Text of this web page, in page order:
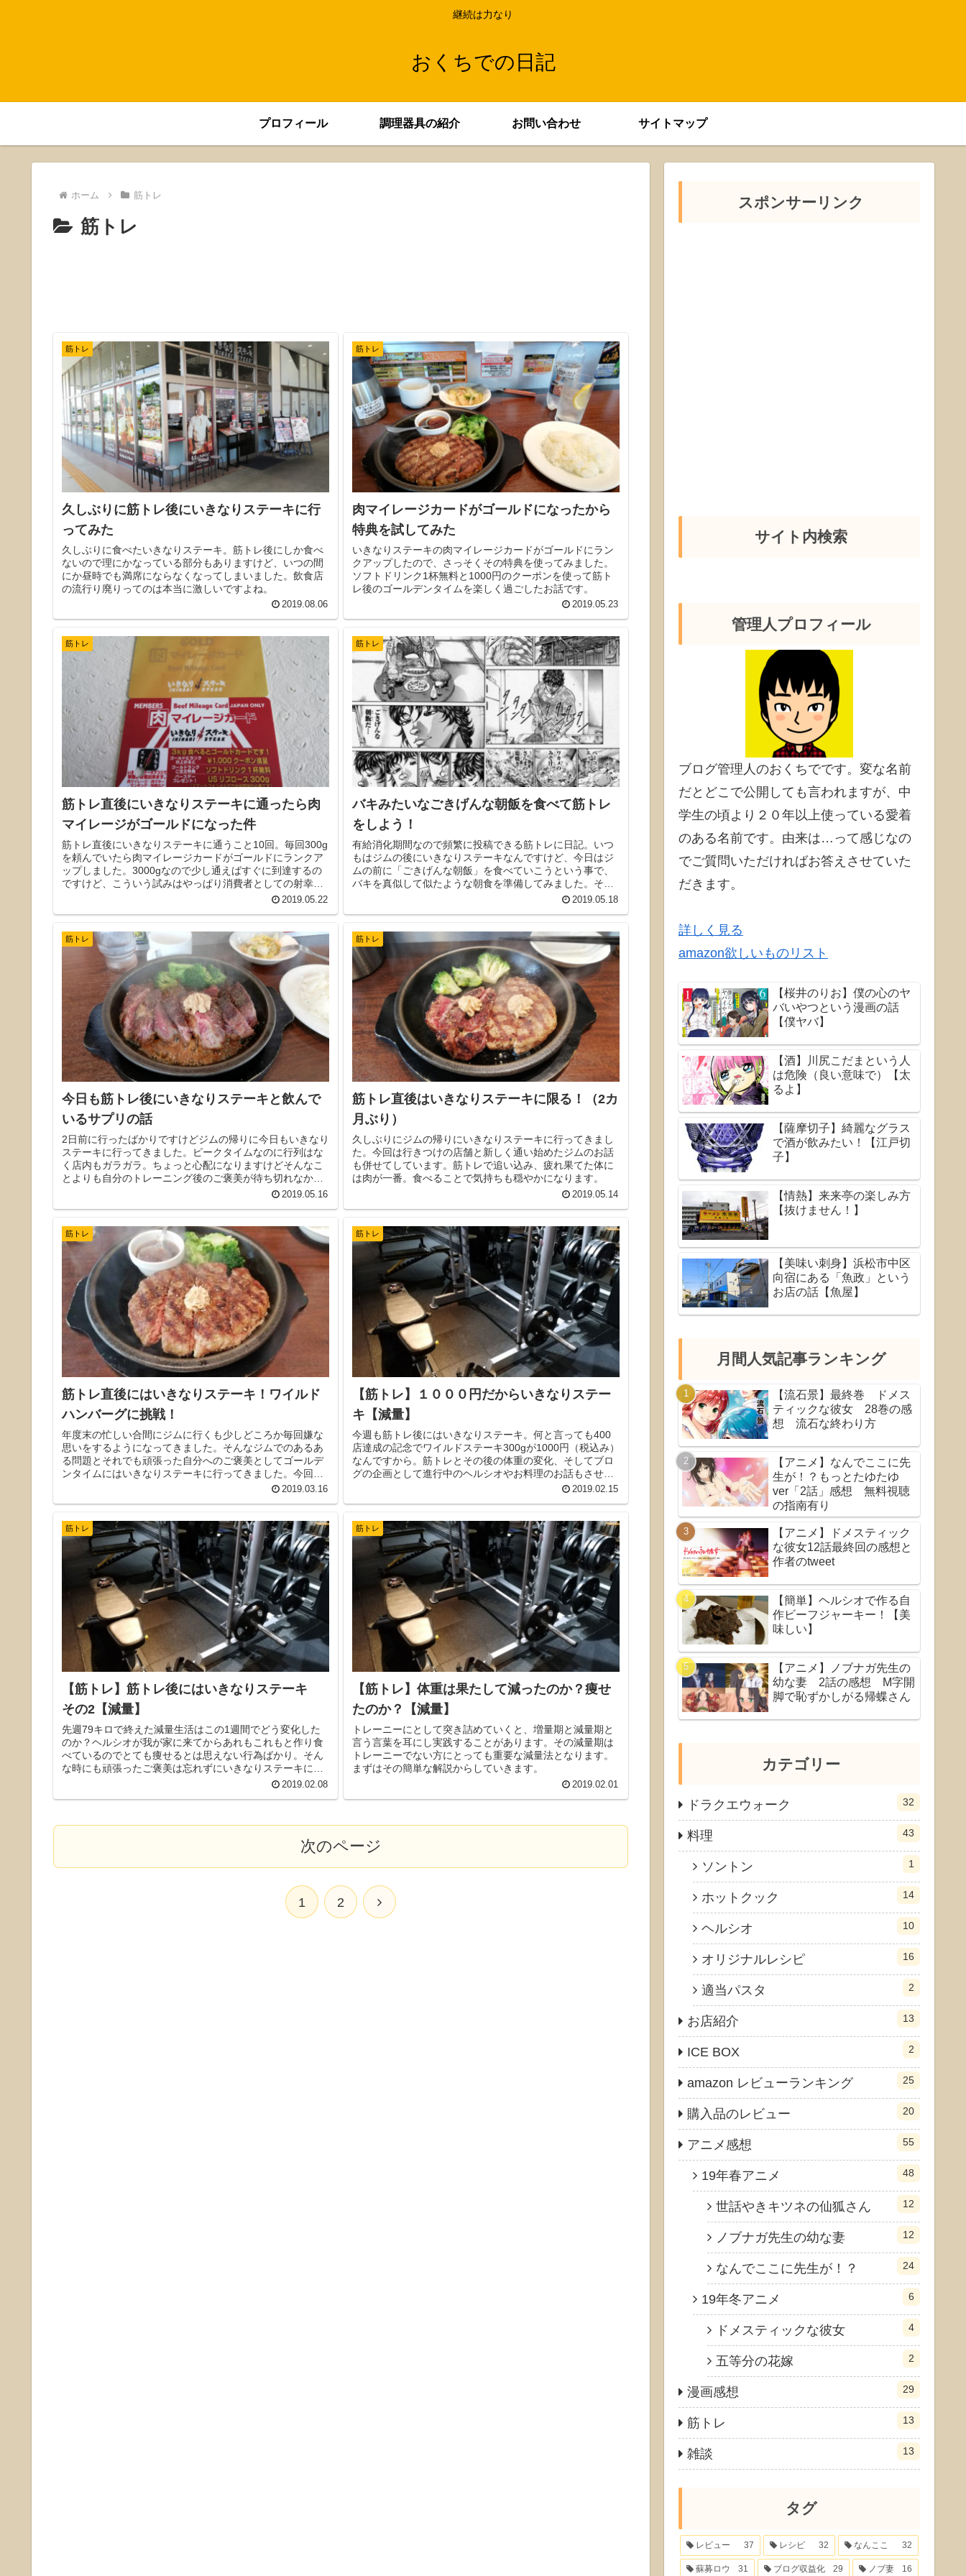
継続は力なり
おくちでの日記
プロフィール 調理器具の紹介 お問い合わせ サイトマップ
ホーム 筋トレ
筋トレ
筋トレ
久しぶりに筋トレ後にいきなりステーキに行
ってみた
久しぶりに食べたいきなりステーキ。筋トレ後にしか食べ
ないので理にかなっている部分もありますけど、いつの間
にか昼時でも満席にならなくなってしまいました。飲食店
の流行り廃りってのは本当に激しいですよね。
2019.08.06
筋トレ
肉マイレージカードがゴールドになったから
特典を試してみた
いきなりステーキの肉マイレージカードがゴールドにラン
クアップしたので、さっそくその特典を使ってみました。
ソフトドリンク1杯無料と1000円のクーポンを使って筋ト
レ後のゴールデンタイムを楽しく過ごしたお話です。
2019.05.23
筋トレ
筋トレ直後にいきなりステーキに通ったら肉
マイレージがゴールドになった件
筋トレ直後にいきなりステーキに通うこと10回。毎回300g
を頼んでいたら肉マイレージカードがゴールドにランクア
ップしました。3000gなので少し通えばすぐに到達するの
ですけど、こういう試みはやっぱり消費者としての射幸心
2019.05.22
筋トレ
バキみたいなごきげんな朝飯を食べて筋トレ
をしよう！
有給消化期間なので頻繁に投稿できる筋トレに日記。いつ
もはジムの後にいきなりステーキなんですけど、今日はジ
ムの前に「ごきげんな朝飯」を食べていこうという事で、
バキを真似して似たような朝食を準備してみました。それ
と今飲んでいるプロテインの紹介もしています。2019.05.18
筋トレ
今日も筋トレ後にいきなりステーキと飲んで
いるサプリの話
2日前に行ったばかりですけどジムの帰りに今日もいきなり
ステーキに行ってきました。ピークタイムなのに行列はな
く店内もガラガラ。ちょっと心配になりますけどそんなこ
とよりも自分のトレーニング後のご褒美が待ち切れなかっ
2019.05.16
筋トレ
筋トレ直後はいきなりステーキに限る！（2カ
月ぶり）
久しぶりにジムの帰りにいきなりステーキに行ってきまし
た。今回は行きつけの店舗と新しく通い始めたジムのお話
も併せてしています。筋トレで追い込み、疲れ果てた体に
は肉が一番。食べることで気持ちも穏やかになります。
2019.05.14
筋トレ
筋トレ直後にはいきなりステーキ！ワイルド
ハンバーグに挑戦！
年度末の忙しい合間にジムに行くも少しどころか毎回嫌な
思いをするようになってきました。そんなジムでのあるあ
る問題とそれでも頑張った自分へのご褒美としてゴールデ
ンタイムにはいきなりステーキに行ってきました。今回は
2019.03.16
筋トレ
【筋トレ】１０００円だからいきなりステー
キ【減量】
今週も筋トレ後にはいきなりステーキ。何と言っても400
店達成の記念でワイルドステーキ300gが1000円（税込み）
なんですから。筋トレとその後の体重の変化、そしてブロ
グの企画として進行中のヘルシオやお料理のお話もさせて
2019.02.15
筋トレ
【筋トレ】筋トレ後にはいきなりステーキ
その2【減量】
先週79キロで終えた減量生活はこの1週間でどう変化した
のか？ヘルシオが我が家に来てからあれもこれもと作り食
べているのでとても痩せるとは思えない行為ばかり。そん
な時にも頑張ったご褒美は忘れずにいきなりステーキにも
2019.02.08
筋トレ
【筋トレ】体重は果たして減ったのか？痩せ
たのか？【減量】
トレーニーにとして突き詰めていくと、増量期と減量期と
言う言葉を耳にし実践することがあります。その減量期は
トレーニーでない方にとっても重要な減量法となります。
まずはその簡単な解説からしていきます。
2019.02.01
次のページ
1 2 次
スポンサーリンク
サイト内検索
管理人プロフィール
ブログ管理人のおくちでです。変な名前
だとどこで公開しても言われますが、中
学生の頃より２０年以上使っている愛着
のある名前です。由来は…って感じなの
でご質問いただければお答えさせていた
だきます。
詳しく見る
amazon欲しいものリスト
【桜井のりお】僕の心のヤ
バいやつという漫画の話
【僕ヤバ】
【酒】川尻こだまという人
は危険（良い意味で）【太
るよ】
【薩摩切子】綺麗なグラス
で酒が飲みたい！【江戸切
子】
【情熱】来来亭の楽しみ方
【抜けません！】
【美味い刺身】浜松市中区
向宿にある「魚政」という
お店の話【魚屋】
月間人気記事ランキング
【流石景】最終巻 ドメス
ティックな彼女 28巻の感
想 流石な終わり方
【アニメ】なんでここに先
生が！？もっとたゆたゆ
ver「2話」感想 無料視聴
の指南有り
【アニメ】ドメスティック
な彼女12話最終回の感想と
作者のtweet
【簡単】ヘルシオで作る自
作ビーフジャーキー！【美
味しい】
【アニメ】ノブナガ先生の
幼な妻 2話の感想 M字開
脚で恥ずかしがる帰蝶さん
カテゴリー
ドラクエウォーク 32
料理 43
ソントン 1
ホットクック 14
ヘルシオ 10
オリジナルレシピ 16
適当パスタ 2
お店紹介 13
ICE BOX 2
amazon レビューランキング 25
購入品のレビュー 20
アニメ感想 55
19年春アニメ 48
世話やきキツネの仙狐さん 12
ノブナガ先生の幼な妻 12
なんでここに先生が！？ 24
19年冬アニメ 6
ドメスティックな彼女 4
五等分の花嫁 2
漫画感想 29
筋トレ 13
雑談 13
タグ
レビュー 37 レシピ 32 なんここ 32
蘇募ロウ 31 ブログ収益化 29 ノブ妻 16